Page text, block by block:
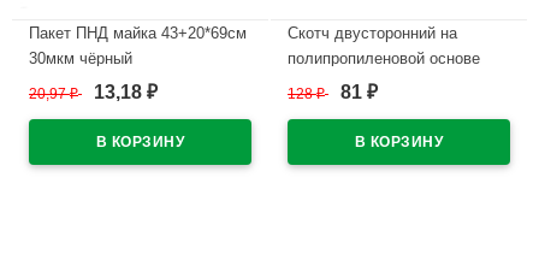
Пакет ПНД майка 43+20*69см
30мкм чёрный
WWW/World(Ст.50/500)
20,97₽ 13,18 ₽
Скотч двусторонний на
полипропиленовой основе
19*10м ТМ Klebebänder (Ст.48)
128₽ 81 ₽